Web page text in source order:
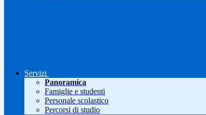
Servizi
Panoramica
Famiglie e studenti
Personale scolastico
Percorsi di studio